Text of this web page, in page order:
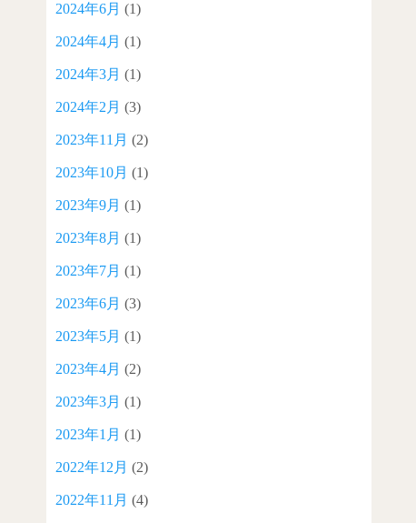
2024年6月 (1)
2024年4月 (1)
2024年3月 (1)
2024年2月 (3)
2023年11月 (2)
2023年10月 (1)
2023年9月 (1)
2023年8月 (1)
2023年7月 (1)
2023年6月 (3)
2023年5月 (1)
2023年4月 (2)
2023年3月 (1)
2023年1月 (1)
2022年12月 (2)
2022年11月 (4)